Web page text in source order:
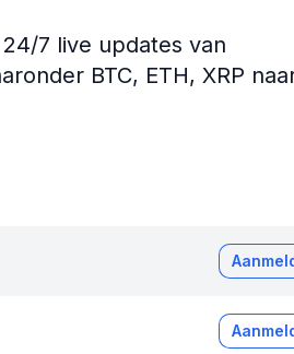
7 live updates van
BTC, ETH, XRP